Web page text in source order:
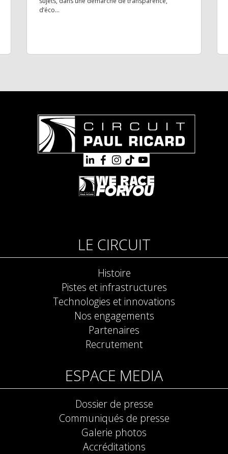
d’éco...
LE CIRCUIT
Histoire
Pistes et infrastructures
Technologies et innovations
Nos engagements
Partenaires
Recrutement
ESPACE MEDIA
Dossier de presse
Communiqués de presse
Galerie photos
Accréditations